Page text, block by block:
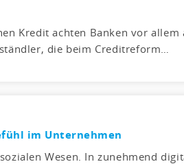
Kredit achten Banken vor allem
die beim Creditreform…
im Unternehmen
Wesen. In zunehmend